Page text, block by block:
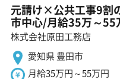
元請け×公共工事9割
市中心/月給35万～
株式会社原田工務店
愛知県 豊田市
月給35万円～55万円